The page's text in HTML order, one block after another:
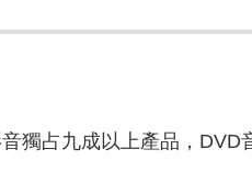
占九成以上產品，DVD